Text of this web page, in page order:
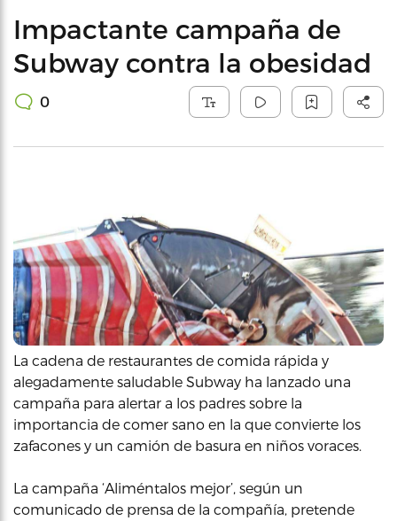
Impactante campaña de
Subway contra la obesidad
0
La cadena de restaurantes de comida rápida y
alegadamente saludable Subway ha lanzado una
campaña para alertar a los padres sobre la
importancia de comer sano en la que convierte los
zafacones y un camión de basura en niños voraces.
La campaña ‘Aliméntalos mejor’, según un
comunicado de prensa de la compañía, pretende